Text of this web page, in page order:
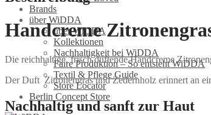
Brands
über WiDDA
über WiDDA
Kollektionen
Nachhaltigkeit bei WiDDA
Faire Produktion – So entsteht WiDDA
Textil & Pflege Guide
Store Locator
Berlin Concept Store
Handcreme
Die reichhaltige, frisch duftende Handcreme
Der Duft Zitronengras und Zedernholz erinnert an
Nachhaltig und sanft zur Haut